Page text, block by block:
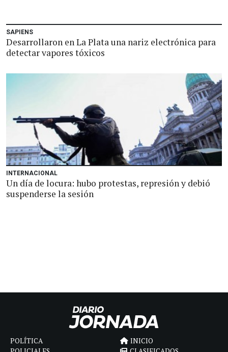
SAPIENS
Desarrollaron en La Plata una nariz electrónica para
detectar vapores tóxicos
INTERNACIONAL
Un día de locura: hubo protestas, represión y debió
suspenderse la sesión
POLÍTICA
INICIO